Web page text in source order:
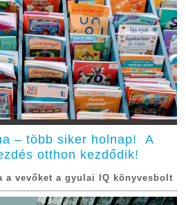
– több siker holnap! A
otthon kezdődik!
a vevőket a gyulai IQ könyvesbolt